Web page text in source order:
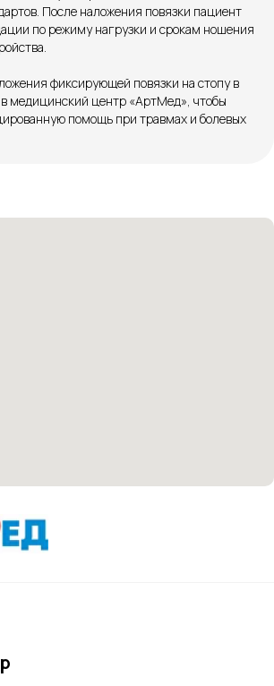
После наложения повязки пациент
по режиму нагрузки и срокам ношения
фиксирующей повязки на стопу в
медицинский центр «АртМед», чтобы
помощь при травмах и болевых
новости